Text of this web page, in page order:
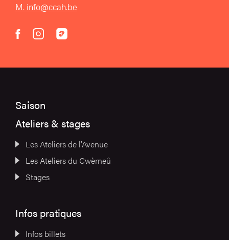
M. info@ccah.be
facebook
instagram
acast
Saison
Ateliers & stages
Les Ateliers de l’Avenue
Les Ateliers du Cwèrneû
Stages
Infos pratiques
Infos billets